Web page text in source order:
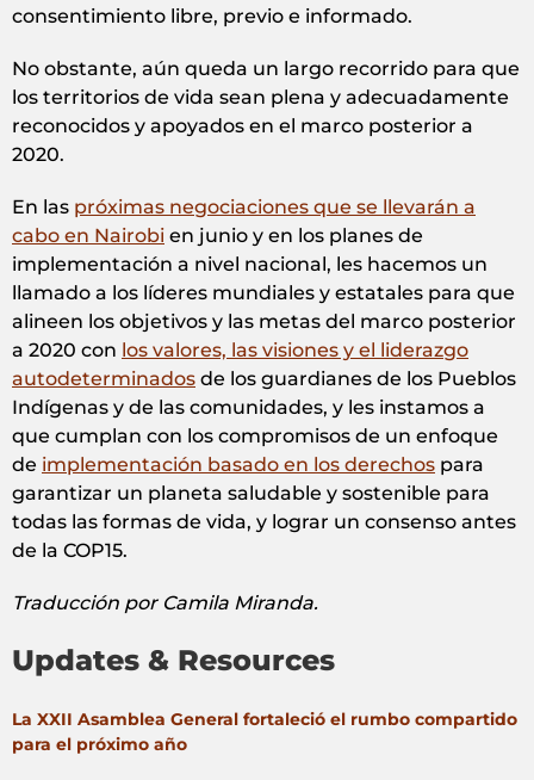
consentimiento libre, previo e informado.
No obstante, aún queda un largo recorrido para que
los territorios de vida sean plena y adecuadamente
reconocidos y apoyados en el marco posterior a
2020.
En las próximas negociaciones que se llevarán a
cabo en Nairobi en junio y en los planes de
implementación a nivel nacional, les hacemos un
llamado a los líderes mundiales y estatales para que
alineen los objetivos y las metas del marco posterior
a 2020 con los valores, las visiones y el liderazgo
autodeterminados de los guardianes de los Pueblos
Indígenas y de las comunidades, y les instamos a
que cumplan con los compromisos de un enfoque
de implementación basado en los derechos para
garantizar un planeta saludable y sostenible para
todas las formas de vida, y lograr un consenso antes
de la COP15.
Traducción por Camila Miranda.
Updates & Resources
La XXII Asamblea General fortaleció el rumbo compartido
para el próximo año